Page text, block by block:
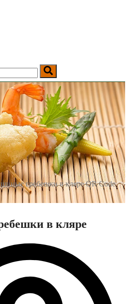
в кляре